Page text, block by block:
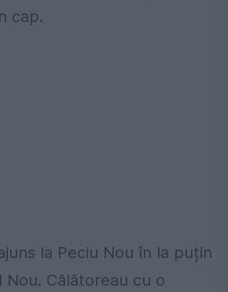
cap.
la Peciu Nou în la puțin
Călătoreau cu o